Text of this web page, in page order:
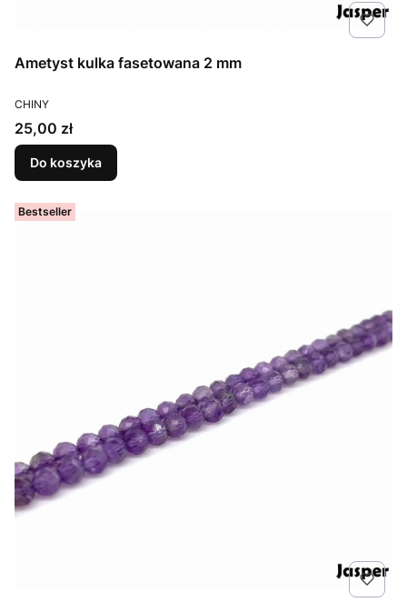
Ametyst kulka fasetowana 2 mm
PRODUCENT
CHINY
Cena
25,00 zł
Do koszyka
Bestseller